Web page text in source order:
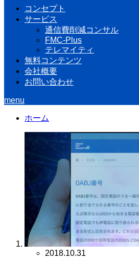
コンセプト
サービス
通信費削減コンサル
FMC-Plus
テレマイティ
無料コンテンツ
会社概要
お問い合わせ
menu
ホーム
2018.10.31